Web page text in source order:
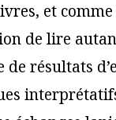
et
de lire
de résultats